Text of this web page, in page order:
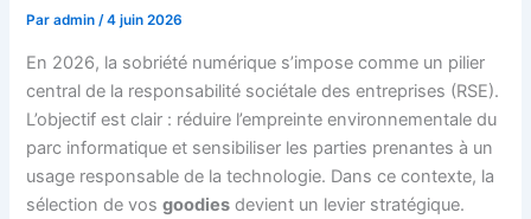
Paradmin/4 juin 2026
En 2026, la sobriété numérique s’impose comme un pilier
central de la responsabilité sociétale des entreprises (RSE).
L’objectif est clair : réduire l’empreinte environnementale du
parc informatique et sensibiliser les parties prenantes à un
usage responsable de la technologie. Dans ce contexte, la
sélection de vosgoodies devient un levier stratégique.